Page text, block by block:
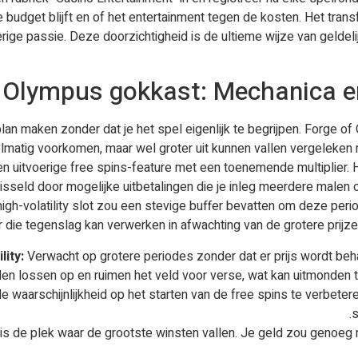
blijft en of het entertainment tegen de kosten. Het
passie. Deze doorzichtigheid is de ultieme wijze van
gokkast: Mechanica
maken zonder dat je het spel eigenlijk te begrijpen. Forge
voorkomen, maar wel groter uit kunnen vallen
uitvoerige free spins-feature met een toenemende
door mogelijke uitbetalingen die je inleg meerdere
volatility slot zou een stevige buffer bevatten om deze
tegenslag kan verwerken in afwachting van de grotere
Verwacht op grotere periodes zonder dat er prijs wordt
lossen op en ruimen het veld voor verse, wat kan uitmonden
waarschijnlijkheid op het starten van de free spins te
de plek waar de grootste winsten vallen. Je geld zou